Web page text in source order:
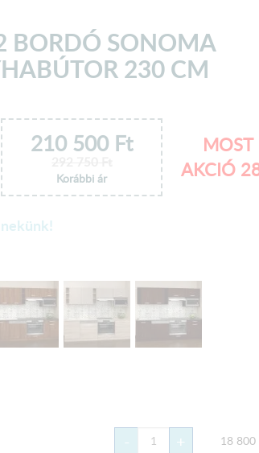
BORDÓ SONOMA
230 CM
210 500 Ft
Korábbi ár
MOST
AKCIÓ
- + 18 800